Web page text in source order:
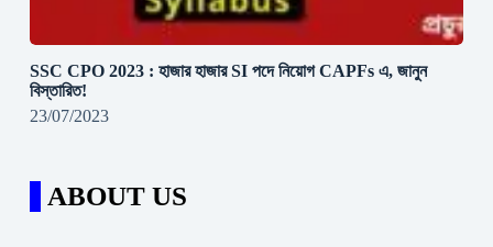
SSC CPO 2023 : হাজার হাজার SI পদে নিয়োগ CAPFs এ, জানুন
বিস্তারিত!
23/07/2023
ABOUT US